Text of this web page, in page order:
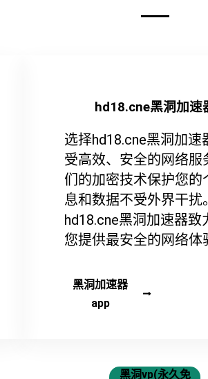
hd18.cne黑洞加速
选择hd18.cne黑洞加速
受高效、安全的网络服
们的加密技术保护您的
息和数据不受外界干扰。
hd18.cne黑洞加速器致
您提供最安全的网络体
黑洞加速器
app
黑洞vp(永久免